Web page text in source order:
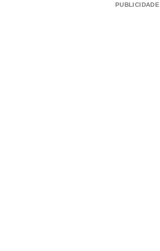
PUBLICIDADE